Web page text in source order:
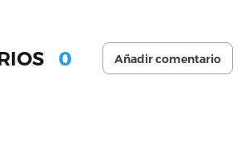
0 Añadir comentario